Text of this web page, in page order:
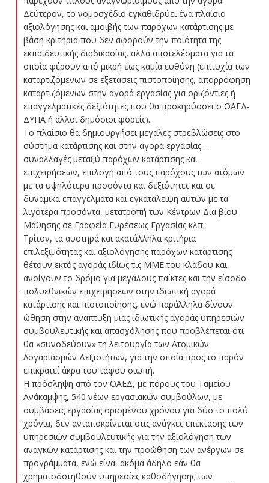
Δεύτερον, το νομοσχέδιο εγκαθιδρύει ένα πλαίσιο
αξιολόγησης και αμοιβής των παρόχων κατάρτισης με
βάση κριτήρια που δεν αφορούν την ποιότητα της
εκπαιδευτικής διαδικασίας, αλλά αποτελέσματα για τα
οποία φέρουν από μικρή έως καμία ευθύνη (επιτυχία των
καταρτιζόμενων σε εξετάσεις πιστοποίησης, απορρόφηση
καταρτιζόμενων στην αγορά εργασίας για οριζόντιες ή
επαγγελματικές δεξιότητες που θα προκηρύσσει ο ΟΑΕΔ-
ΔΥΠΑ ή άλλοι δημόσιοι φορείς).
Το πλαίσιο θα δημιουργήσει μεγάλες στρεβλώσεις στο
σύστημα κατάρτισης και στην αγορά εργασίας –
συναλλαγές μεταξύ παρόχων κατάρτισης και
επιχειρήσεων, επιλογή από τους παρόχους των ατόμων
με τα υψηλότερα προσόντα και δεξιότητες και σε
δυναμικά επαγγέλματα και εγκατάλειψη αυτών με τα
λιγότερα προσόντα, μετατροπή των Κέντρων Δια βίου
Μάθησης σε Γραφεία Ευρέσεως Εργασίας κλπ.
Τρίτον, τα αυστηρά και ακατάλληλα κριτήρια
επιλεξιμότητας και αξιολόγησης παρόχων κατάρτισης
θέτουν εκτός αγοράς ιδίως τις ΜΜΕ του κλάδου και
ανοίγουν το δρόμο για μεγάλους παίκτες και την είσοδο
πολυεθνικών επιχειρήσεων στην ιδιωτική αγορά
κατάρτισης και πιστοποίησης, ενώ παράλληλα δίνουν
ώθηση στην ανάπτυξη μιας ιδιωτικής αγοράς υπηρεσιών
συμβουλευτικής και απασχόλησης που προβλέπεται ότι
θα «συνοδεύουν» τη λειτουργία των Ατομικών
Λογαριασμών Δεξιοτήτων, για την οποία προς το παρόν
επικρατεί άκρα του τάφου σιωπή.
Η πρόσληψη από τον ΟΑΕΔ, με πόρους του Ταμείου
Ανάκαμψης, 540 νέων εργασιακών συμβούλων, με
συμβάσεις εργασίας ορισμένου χρόνου για δύο το πολύ
χρόνια, δεν ανταποκρίνεται στις ανάγκες επέκτασης των
υπηρεσιών συμβουλευτικής για την αξιολόγηση των
αναγκών κατάρτισης και την προώθηση των ανέργων σε
προγράμματα, ενώ είναι ακόμα άδηλο εάν θα
χρηματοδοτηθούν υπηρεσίες καθοδήγησης των